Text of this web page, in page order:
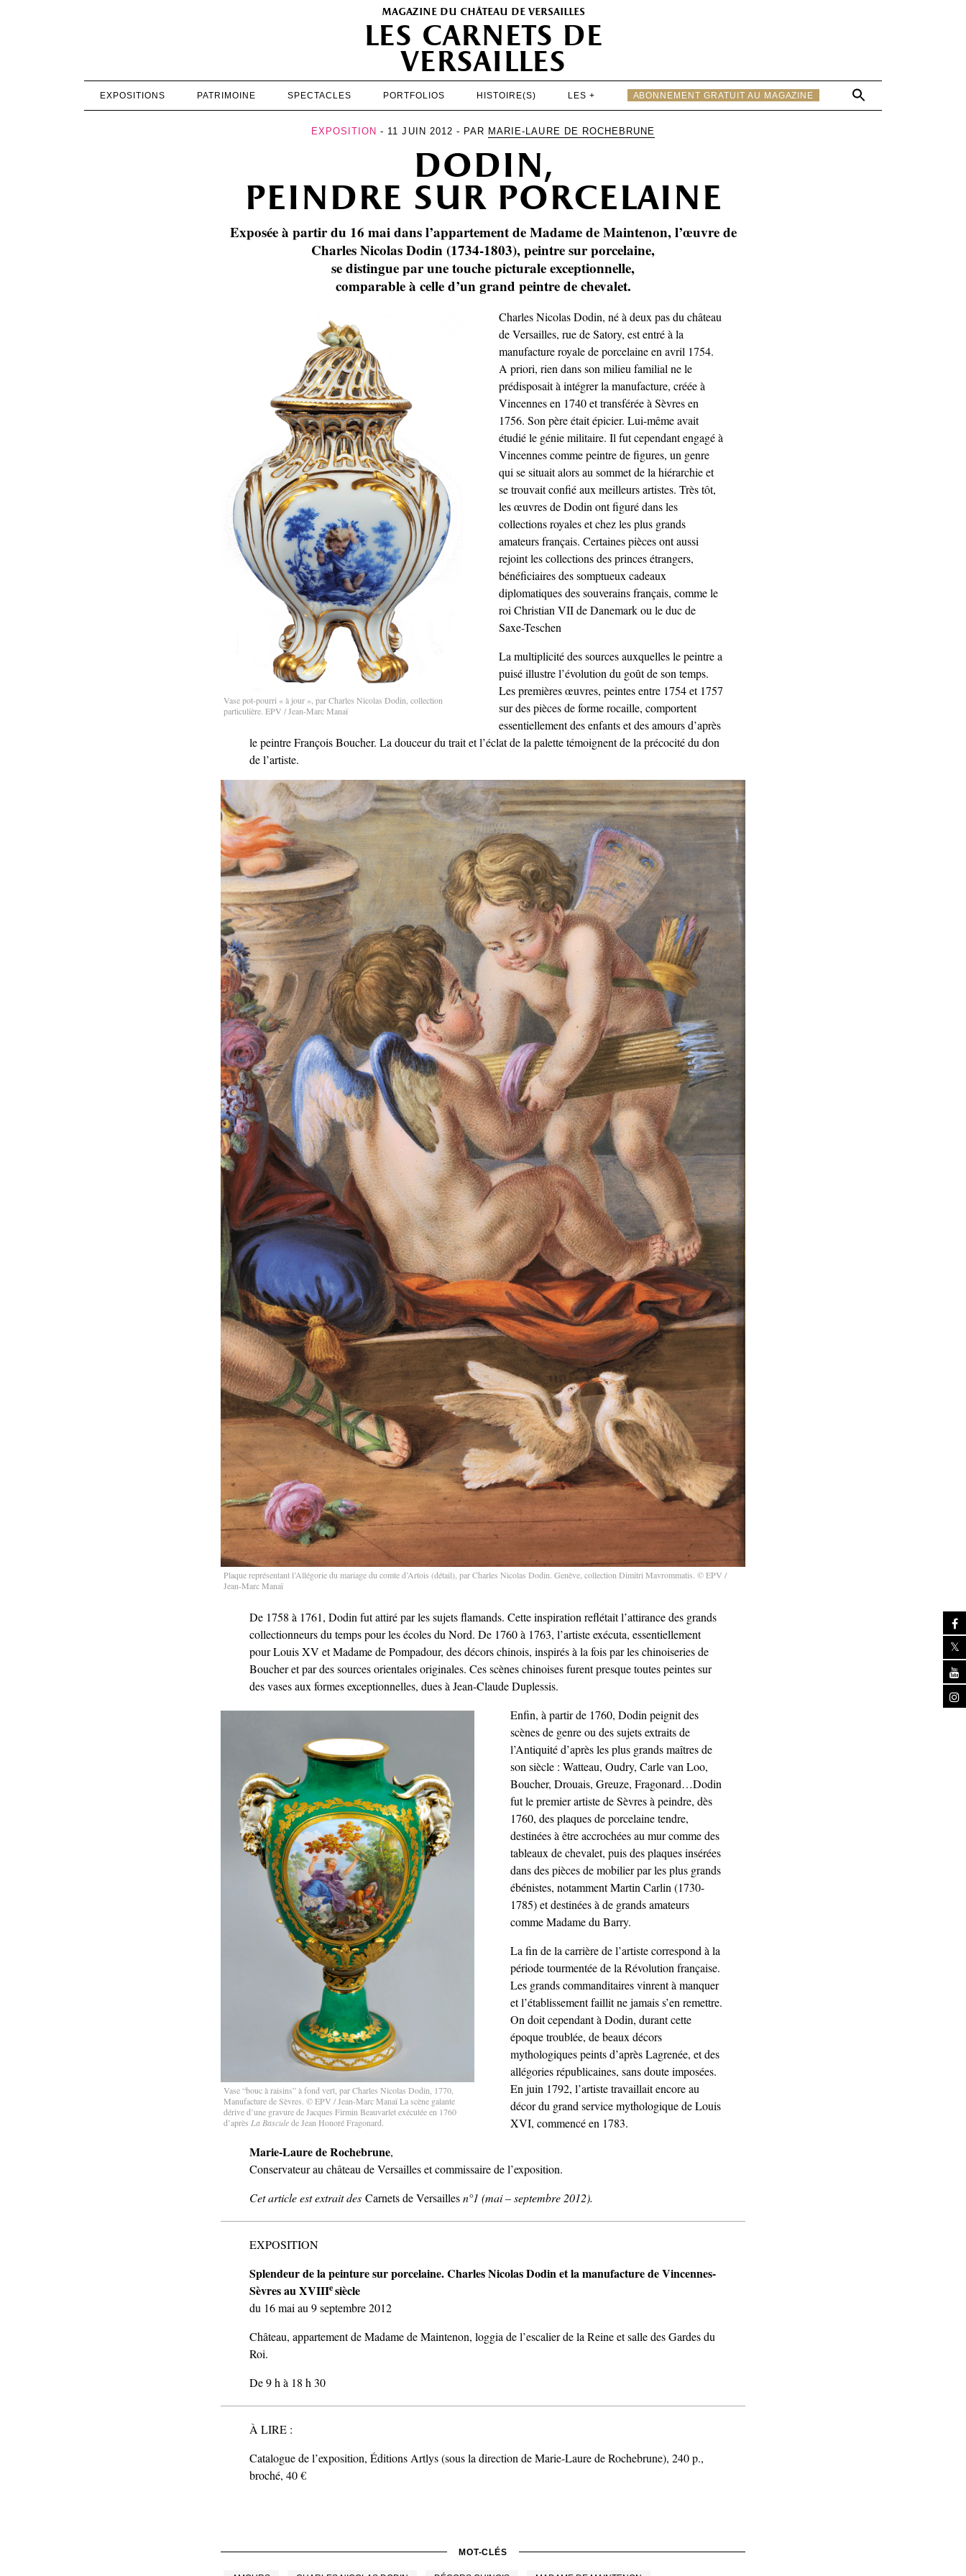
magazine du château de versailles
les carnets de
versailles
EXPOSITIONS PATRIMOINE SPECTACLES PORTFOLIOS HISTOIRE(S) LES + ABONNEMENT GRATUIT AU MAGAZINE
for:
Search Button
EXPOSITIONS
PATRIMOINE
SPECTACLES
PORTFOLIOS
HISTOIRE(S)
LES +
ABONNEMENT GRATUIT AU MAGAZINE
EXPOSITION - 11 JUIN 2012 - PAR MARIE-LAURE DE ROCHEBRUNE
dodin,
peindre sur porcelaine
Exposée à partir du 16 mai dans l’appartement de Madame de Maintenon, l’œuvre de
Charles Nicolas Dodin (1734-1803), peintre sur porcelaine,
se distingue par une touche picturale exceptionnelle,
comparable à celle d’un grand peintre de chevalet.
Vase pot-pourri « à jour », par Charles Nicolas Dodin, collection
particulière. EPV / Jean-Marc Manaï
Charles Nicolas Dodin, né à deux pas du château
de Versailles, rue de Satory, est entré à la
manufacture royale de porcelaine en avril 1754.
A priori, rien dans son milieu familial ne le
prédisposait à intégrer la manufacture, créée à
Vincennes en 1740 et transférée à Sèvres en
1756. Son père était épicier. Lui-même avait
étudié le génie militaire. Il fut cependant engagé à
Vincennes comme peintre de figures, un genre
qui se situait alors au sommet de la hiérarchie et
se trouvait confié aux meilleurs artistes. Très tôt,
les œuvres de Dodin ont figuré dans les
collections royales et chez les plus grands
amateurs français. Certaines pièces ont aussi
rejoint les collections des princes étrangers,
bénéficiaires des somptueux cadeaux
diplomatiques des souverains français, comme le
roi Christian VII de Danemark ou le duc de
Saxe-Teschen
La multiplicité des sources auxquelles le peintre a
puisé illustre l’évolution du goût de son temps.
Les premières œuvres, peintes entre 1754 et 1757
sur des pièces de forme rocaille, comportent
essentiellement des enfants et des amours d’après
le peintre François Boucher. La douceur du trait et l’éclat de la palette témoignent de la précocité du don
de l’artiste.
Plaque représentant l’Allégorie du mariage du comte d’Artois (détail), par Charles Nicolas Dodin. Genève, collection Dimitri Mavrommatis. © EPV /
Jean-Marc Manaï
De 1758 à 1761, Dodin fut attiré par les sujets flamands. Cette inspiration reflétait l’attirance des grands
collectionneurs du temps pour les écoles du Nord. De 1760 à 1763, l’artiste exécuta, essentiellement
pour Louis XV et Madame de Pompadour, des décors chinois, inspirés à la fois par les chinoiseries de
Boucher et par des sources orientales originales. Ces scènes chinoises furent presque toutes peintes sur
des vases aux formes exceptionnelles, dues à Jean-Claude Duplessis.
Vase “bouc à raisins” à fond vert, par Charles Nicolas Dodin, 1770,
Manufacture de Sèvres. © EPV / Jean-Marc Manaï La scène galante
dérive d’une gravure de Jacques Firmin Beauvarlet exécutée en 1760
d’après La Basculede Jean Honoré Fragonard.
Enfin, à partir de 1760, Dodin peignit des
scènes de genre ou des sujets extraits de
l’Antiquité d’après les plus grands maîtres de
son siècle : Watteau, Oudry, Carle van Loo,
Boucher, Drouais, Greuze, Fragonard…Dodin
fut le premier artiste de Sèvres à peindre, dès
1760, des plaques de porcelaine tendre,
destinées à être accrochées au mur comme des
tableaux de chevalet, puis des plaques insérées
dans des pièces de mobilier par les plus grands
ébénistes, notamment Martin Carlin (1730-
1785) et destinées à de grands amateurs
comme Madame du Barry.
La fin de la carrière de l’artiste correspond à la
période tourmentée de la Révolution française.
Les grands commanditaires vinrent à manquer
et l’établissement faillit ne jamais s’en remettre.
On doit cependant à Dodin, durant cette
époque troublée, de beaux décors
mythologiques peints d’après Lagrenée, et des
allégories républicaines, sans doute imposées.
En juin 1792, l’artiste travaillait encore au
décor du grand service mythologique de Louis
XVI, commencé en 1783.
Marie-Laure de Rochebrune,
Conservateur au château de Versailles et commissaire de l’exposition.
Cet article est extrait des Carnets de Versaillesn°1 (mai – septembre 2012).
EXPOSITION
Splendeur de la peinture sur porcelaine. Charles Nicolas Dodin et la manufacture de Vincennes-
Sèvres au XVIIIesiècle
du 16 mai au 9 septembre 2012
Château, appartement de Madame de Maintenon, loggia de l’escalier de la Reine et salle des Gardes du
Roi.
De 9 h à 18 h 30
À LIRE :
Catalogue de l’exposition, Éditions Artlys (sous la direction de Marie-Laure de Rochebrune), 240 p.,
broché, 40 €
MOT-CLÉS